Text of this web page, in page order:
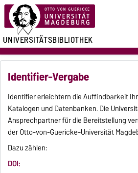
UNIVERSITÄTSBIBLIOTHEK
Identifier-Vergabe
Identifier erleichtern die Auffindbarkeit
Katalogen und Datenbanken. Die
Ansprechpartner für die Bereitstellung
der Otto-von-Guericke-Universität
Dazu zählen:
DOI: